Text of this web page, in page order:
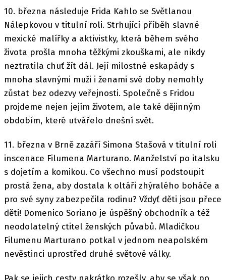
10. března následuje Frida Kahlo se Světlanou
Nálepkovou v titulní roli. Strhující příběh slavné
mexické malířky a aktivistky, která během svého
života prošla mnoha těžkými zkouškami, ale nikdy
neztratila chuť žít dál. Její milostné eskapády s
mnoha slavnými muži i ženami své doby nemohly
zůstat bez odezvy veřejnosti. Společně s Fridou
projdeme nejen jejím životem, ale také dějinným
obdobím, které utvářelo dnešní svět.
11. března v Brně zazáří Simona Stašová v titulní roli
inscenace Filumena Marturano. Manželství po italsku
s dojetím a komikou. Co všechno musí podstoupit
prostá žena, aby dostala k oltáři zhýralého boháče a
pro své syny zabezpečila rodinu? Vždyť děti jsou přece
děti! Domenico Soriano je úspěšný obchodník a též
neodolatelný ctitel ženských půvabů. Mladičkou
Filumenu Marturano potkal v jednom neapolském
nevěstinci uprostřed druhé světové války.